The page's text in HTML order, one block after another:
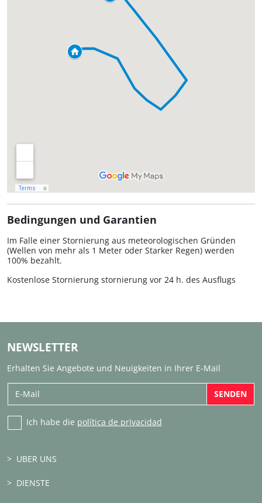
Bedingungen und Garantien
Im Falle einer Stornierung aus meteorologischen Gründen
(Wellen von mehr als 1 Meter oder Starker Regen) werden
100% bezahlt.
Kostenlose Stornierung stornierung vor 24 h. des Ausflugs
NEWSLETTER
Erhalten Sie Angebote und Neuigkeiten in Ihrer E-Mail
SENDEN
Ich habe die política de privacidad
UBER UNS
DIENSTE